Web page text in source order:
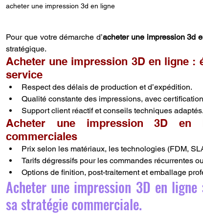
acheter une impression 3d en ligne
Pour que votre démarche d’acheter une impression 3d
stratégique.
Acheter une impression 3D en ligne :
service
Respect des délais de production et d’expédition.
Qualité constante des impressions, avec
Support client réactif et conseils techniques adaptés.
Acheter une impression 3D
commerciales
Prix selon les matériaux, les technologies (FDM,
Tarifs dégressifs pour les commandes récurrentes
Options de finition, post-traitement et emballage
Acheter une impression 3D en
sa stratégie commerciale.